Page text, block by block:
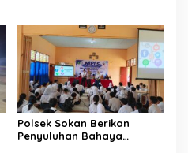
Lengkong
Polsek Sokan Berikan
Penyuluhan Bahaya